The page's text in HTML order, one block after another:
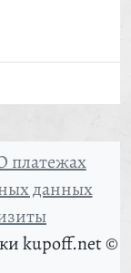
платежах
данных
kupoff.net ©